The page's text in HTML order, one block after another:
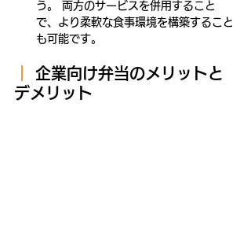
う。 両方のサービスを併用すること
で、より柔軟な食事環境を構築すること
も可能です。
企業向け弁当のメリットと
デメリット